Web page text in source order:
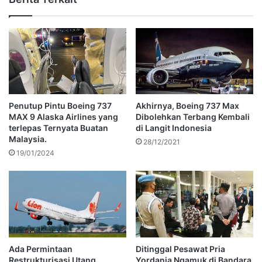
Penutup Pintu Boeing 737
MAX 9 Alaska Airlines yang
terlepas Ternyata Buatan
Malaysia.
19/01/2024
Akhirnya, Boeing 737 Max
Dibolehkan Terbang Kembali
di Langit Indonesia
28/12/2021
Ada Permintaan
Restrukturisasi Utang,
Ditinggal Pesawat Pria
Yordania Ngamuk di Bandara